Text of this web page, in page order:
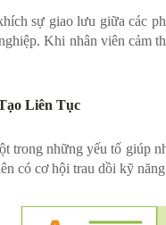
sự giao lưu giữa các
Khi nhân viên cảm
Liên Tục
những yếu tố giúp
có cơ hội trau dồi kỹ